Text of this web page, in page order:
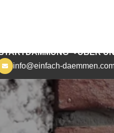
DÄMMUNG ÜBER